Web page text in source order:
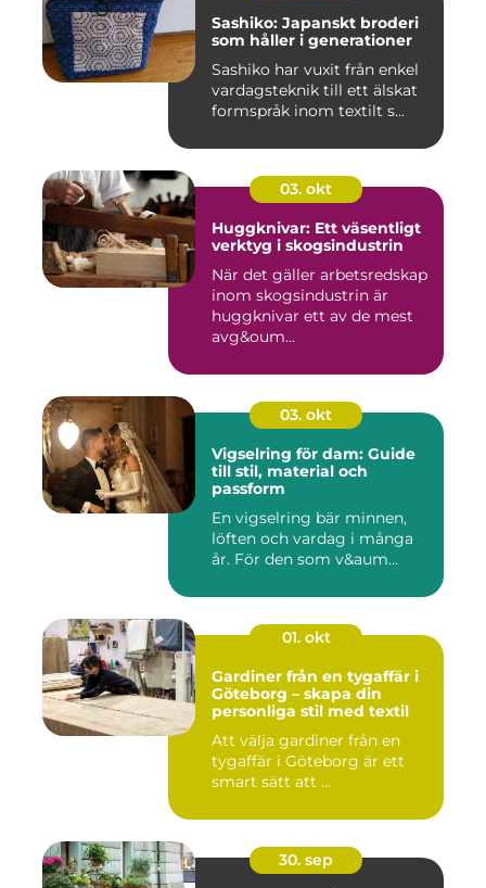
Sashiko: Japanskt broderi
som håller i generationer
Sashiko har vuxit från enkel
vardagsteknik till ett älskat
formspråk inom textilt s...
03. okt
Huggknivar: Ett väsentligt
verktyg i skogsindustrin
När det gäller arbetsredskap
inom skogsindustrin är
huggknivar ett av de mest
avg&oum...
03. okt
Vigselring för dam: Guide
till stil, material och
passform
En vigselring bär minnen,
löften och vardag i många
år. För den som v&aum...
01. okt
Gardiner från en tygaffär i
Göteborg – skapa din
personliga stil med textil
Att välja gardiner från en
tygaffär i Göteborg är ett
smart sätt att ...
30. sep